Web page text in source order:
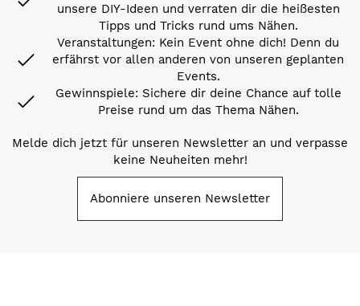
unsere DIY-Ideen und verraten dir die heißesten
Tipps und Tricks rund ums Nähen.
Veranstaltungen: Kein Event ohne dich! Denn du
erfährst vor allen anderen von unseren geplanten
Events.
Gewinnspiele: Sichere dir deine Chance auf tolle
Preise rund um das Thema Nähen.
Melde dich jetzt für unseren Newsletter an und verpasse
keine Neuheiten mehr!
Abonniere unseren Newsletter